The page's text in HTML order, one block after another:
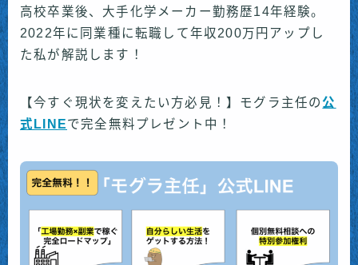
高校卒業後、大手化学メーカー勤務歴14年経験。
2022年に同業種に転職して年収200万円アップし
た私が解説します！
【今すぐ現状を変えたい方必見！】モグラ主任の公
式LINEで完全無料プレゼント中！